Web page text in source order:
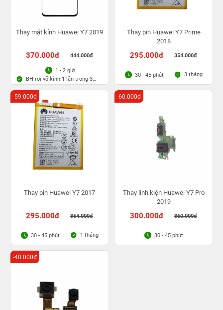
Thay mặt kính Huawei Y7 2019
370.000đ 444.000đ
1 - 2 giờ
BH rơi vỡ kính 1 lần trong 3
tháng
Thay pin Huawei Y7 Prime
2018
295.000đ 354.000đ
30 - 45 phút 3 tháng
Thay pin Huawei Y7 2017
295.000đ 354.000đ
-59.000đ
30 - 45 phút 1 tháng
Thay linh kiện Huawei Y7 Pro
2019
300.000đ 360.000đ
-60.000đ
30 - 45 phút
-40.000đ